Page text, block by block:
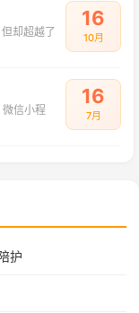
却超越了
16
10月
信小程
16
7月
护